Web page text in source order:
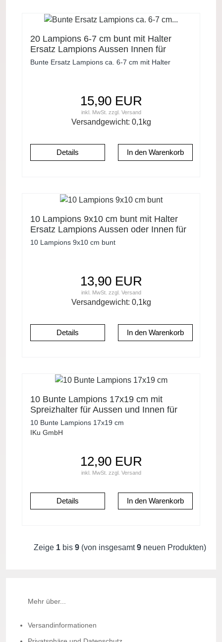
20 Lampions 6-7 cm bunt mit Halter
Ersatz Lampions Aussen Innen für
Garten Lichterketten
Bunte Ersatz Lampions ca. 6-7 cm mit Halter
15,90 EUR
inkl. MwSt. zzgl. Versand
Versandgewicht: 0,1kg
Details
10 Lampions 9x10 cm bunt mit Halter
Ersatz Lampions Aussen oder Innen für
Lichterkette Serie B
10 Lampions 9x10 cm bunt
13,90 EUR
inkl. MwSt. zzgl. Versand
Versandgewicht: 0,1kg
Details
10 Bunte Lampions 17x19 cm mit
Spreizhalter für Aussen und Innen für
Lichterketten oder andere Dekorationen
10 Bunte Lampions 17x19 cm
IKu GmbH
12,90 EUR
inkl. MwSt. zzgl. Versand
Details
Zeige 1 bis 9 (von insgesamt9 neuen Produkten)
Mehr über...
Versandinformationen